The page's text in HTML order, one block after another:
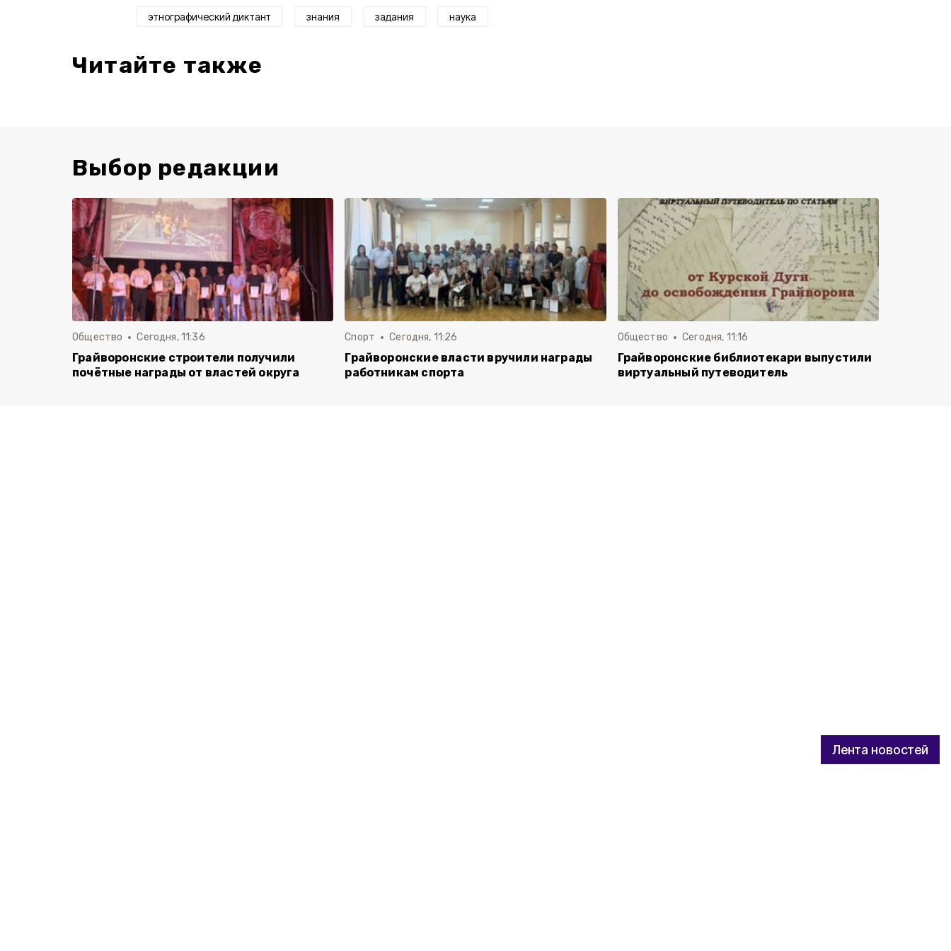
Лента новостей
этнографический диктант знания задания наука
Читайте также
Выбор редакции
Общество Сегодня, 11:36
Грайворонские строители получили
почётные награды от властей округа
Спорт Сегодня, 11:26
Грайворонские власти вручили награды
работникам спорта
Общество Сегодня, 11:16
Грайворонские библиотекари выпустили
виртуальный путеводитель